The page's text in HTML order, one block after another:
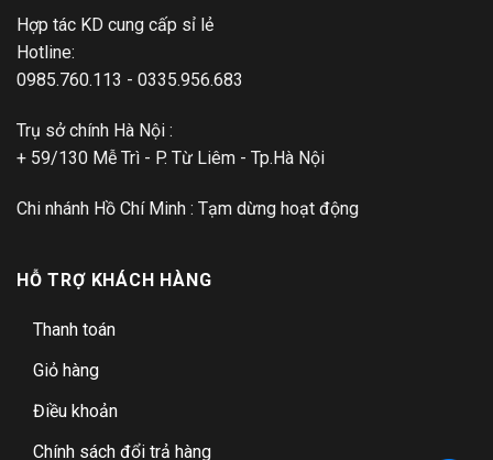
Hợp tác KD cung cấp sỉ lẻ
Hotline:
0985.760.113 - 0335.956.683
Trụ sở chính Hà Nội :
+ 59/130 Mễ Trì - P. Từ Liêm - Tp.Hà Nội
Chi nhánh Hồ Chí Minh : Tạm dừng hoạt động
HỖ TRỢ KHÁCH HÀNG
Thanh toán
Giỏ hàng
Điều khoản
Chính sách đổi trả hàng